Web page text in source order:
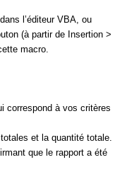
l’éditeur VBA, ou
(à partir de Insertion >
macro.
correspond à vos critères
et la quantité totale.
que le rapport a été